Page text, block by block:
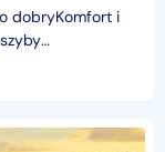
dobryKomfort i
boczne